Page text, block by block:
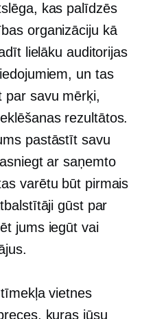
kas palīdzēs
organizāciju kā
lielāku auditorijas
un tas
par savu mērķi,
rezultātos.
pastāstīt savu
ar saņemto
varētu būt pirmais
gūst par
jums iegūt vai
vietnes
kuras jūsu